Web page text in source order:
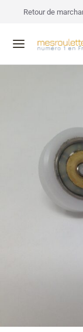
Retour de